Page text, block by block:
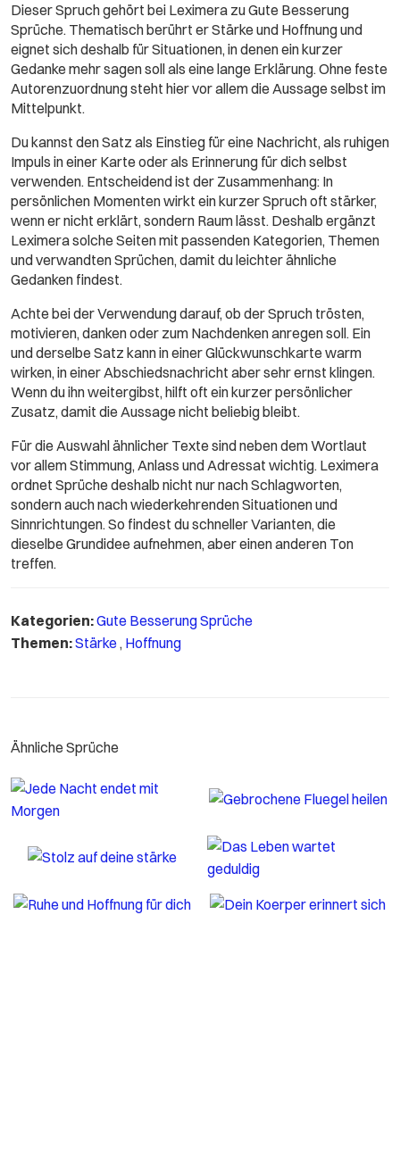
Dieser Spruch gehört bei Leximera zu Gute Besserung
Sprüche. Thematisch berührt er Stärke und Hoffnung und
eignet sich deshalb für Situationen, in denen ein kurzer
Gedanke mehr sagen soll als eine lange Erklärung. Ohne feste
Autorenzuordnung steht hier vor allem die Aussage selbst im
Mittelpunkt.
Du kannst den Satz als Einstieg für eine Nachricht, als ruhigen
Impuls in einer Karte oder als Erinnerung für dich selbst
verwenden. Entscheidend ist der Zusammenhang: In
persönlichen Momenten wirkt ein kurzer Spruch oft stärker,
wenn er nicht erklärt, sondern Raum lässt. Deshalb ergänzt
Leximera solche Seiten mit passenden Kategorien, Themen
und verwandten Sprüchen, damit du leichter ähnliche
Gedanken findest.
Achte bei der Verwendung darauf, ob der Spruch trösten,
motivieren, danken oder zum Nachdenken anregen soll. Ein
und derselbe Satz kann in einer Glückwunschkarte warm
wirken, in einer Abschiedsnachricht aber sehr ernst klingen.
Wenn du ihn weitergibst, hilft oft ein kurzer persönlicher
Zusatz, damit die Aussage nicht beliebig bleibt.
Für die Auswahl ähnlicher Texte sind neben dem Wortlaut
vor allem Stimmung, Anlass und Adressat wichtig. Leximera
ordnet Sprüche deshalb nicht nur nach Schlagworten,
sondern auch nach wiederkehrenden Situationen und
Sinnrichtungen. So findest du schneller Varianten, die
dieselbe Grundidee aufnehmen, aber einen anderen Ton
treffen.
Kategorien:Gute Besserung Sprüche
Themen:Stärke, Hoffnung
Ähnliche Sprüche